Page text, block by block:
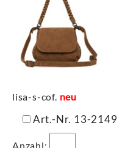
lisa-s-cof. neu
Art.-Nr. 13-2149
Anzahl: